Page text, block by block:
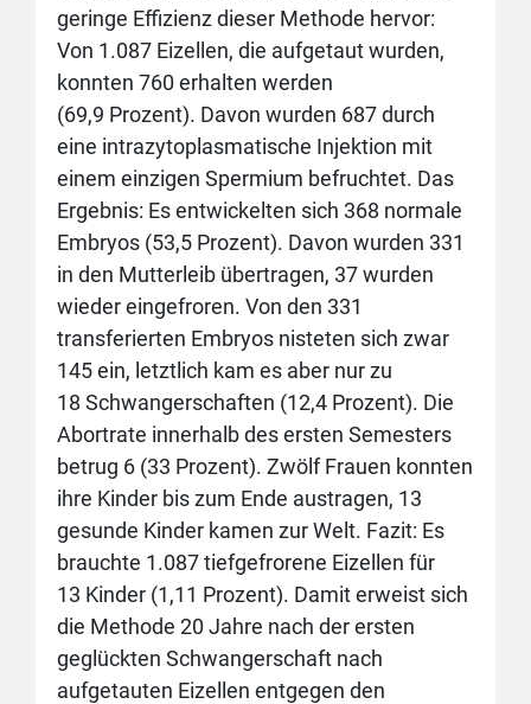
geringe Effizienz dieser Methode hervor:
Von 1.087 Eizellen, die aufgetaut wurden,
konnten 760 erhalten werden
(69,9 Prozent). Davon wurden 687 durch
eine intrazytoplasmatische Injektion mit
einem einzigen Spermium befruchtet. Das
Ergebnis: Es entwickelten sich 368 normale
Embryos (53,5 Prozent). Davon wurden 331
in den Mutterleib übertragen, 37 wurden
wieder eingefroren. Von den 331
transferierten Embryos nisteten sich zwar
145 ein, letztlich kam es aber nur zu
18 Schwangerschaften (12,4 Prozent). Die
Abortrate innerhalb des ersten Semesters
betrug 6 (33 Prozent). Zwölf Frauen konnten
ihre Kinder bis zum Ende austragen, 13
gesunde Kinder kamen zur Welt. Fazit: Es
brauchte 1.087 tiefgefrorene Eizellen für
13 Kinder (1,11 Prozent). Damit erweist sich
die Methode 20 Jahre nach der ersten
geglückten Schwangerschaft nach
aufgetauten Eizellen entgegen den